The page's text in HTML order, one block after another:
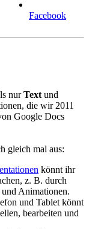
Facebook
nurTextund
die wir 2011
Google Docs
gleich mal aus:
könnt ihr
z. B. durch
Animationen.
und Tablet könnt
bearbeiten und